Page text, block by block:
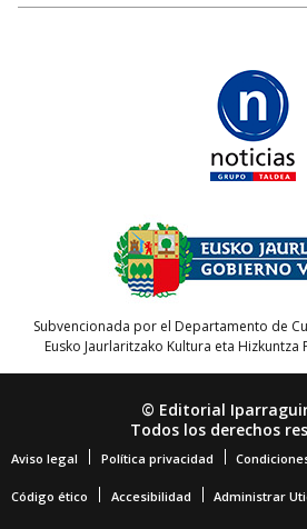
Subvencionada por el Departamento de
Eusko Jaurlaritzako Kultura eta Hizkuntza
© Editorial
Todos los derechos
Aviso legal Política privacidad
Código ético Accesibilidad Administrar